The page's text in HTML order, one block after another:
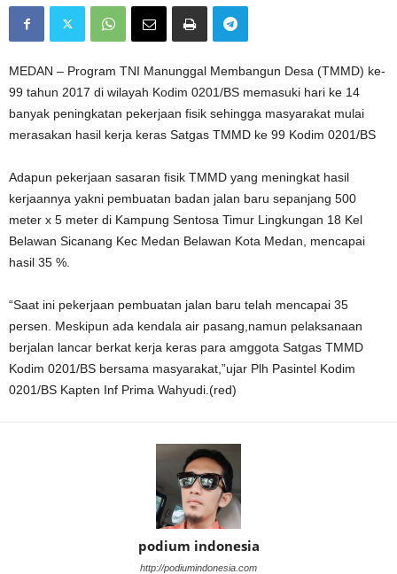
MEDAN – Program TNI Manunggal Membangun Desa (TMMD) ke-
99 tahun 2017 di wilayah Kodim 0201/BS memasuki hari ke 14
banyak peningkatan pekerjaan fisik sehingga masyarakat mulai
merasakan hasil kerja keras Satgas TMMD ke 99 Kodim 0201/BS
Adapun pekerjaan sasaran fisik TMMD yang meningkat hasil
kerjaannya yakni pembuatan badan jalan baru sepanjang 500
meter x 5 meter di Kampung Sentosa Timur Lingkungan 18 Kel
Belawan Sicanang Kec Medan Belawan Kota Medan, mencapai
hasil 35 %.
“Saat ini pekerjaan pembuatan jalan baru telah mencapai 35
persen. Meskipun ada kendala air pasang,namun pelaksanaan
berjalan lancar berkat kerja keras para amggota Satgas TMMD
Kodim 0201/BS bersama masyarakat,”ujar Plh Pasintel Kodim
0201/BS Kapten Inf Prima Wahyudi.(red)
podium indonesia
http://podiumindonesia.com